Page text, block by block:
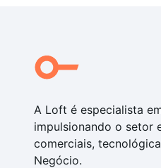
A Loft é especialista
impulsionando o setor
comerciais,
Negócio.